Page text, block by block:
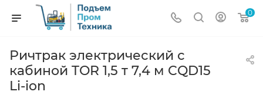
0
Ричтрак электрический с
кабиной TOR 1,5 т 7,4 м CQD15
Li-ion